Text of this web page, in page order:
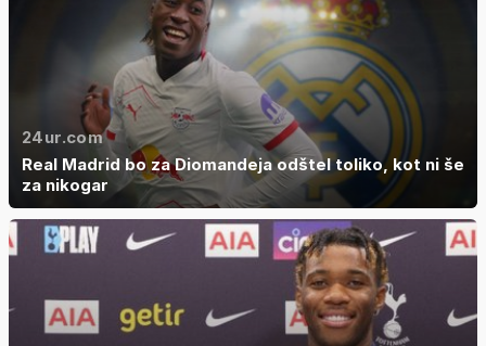
24ur.com
Real Madrid bo za Diomandeja odštel toliko, kot ni še
za nikogar